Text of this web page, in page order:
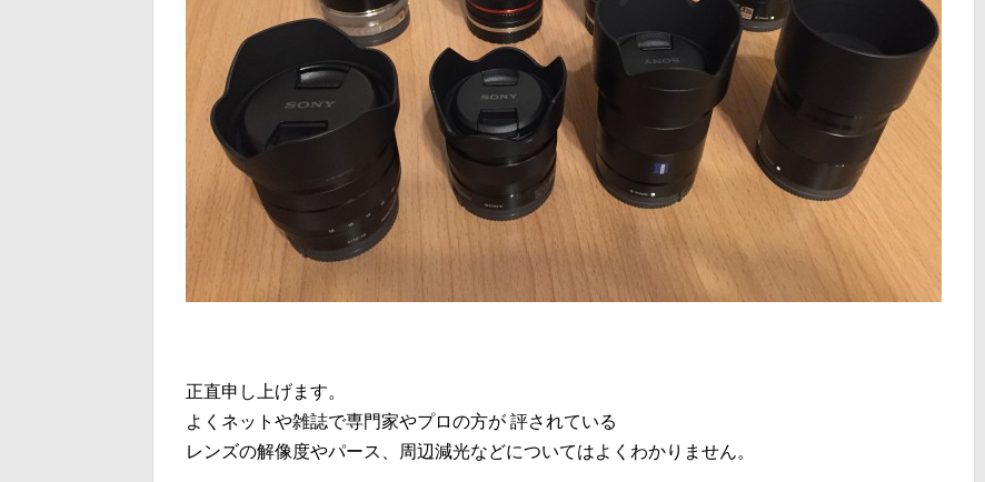
正直申し上げます。
よくネットや雑誌で専門家やプロの方が 評されている
レンズの解像度やパース、周辺減光などについてはよくわかりません。